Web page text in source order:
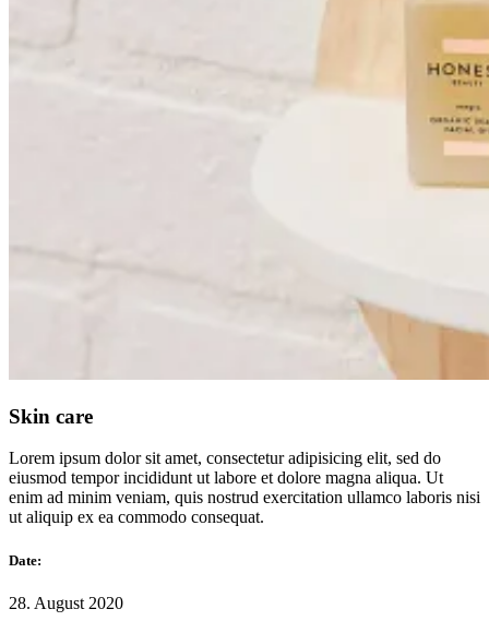
Skin care
Lorem ipsum dolor sit amet, consectetur adipisicing elit, sed do
eiusmod tempor incididunt ut labore et dolore magna aliqua. Ut
enim ad minim veniam, quis nostrud exercitation ullamco laboris nisi
ut aliquip ex ea commodo consequat.
Date:
28. August 2020